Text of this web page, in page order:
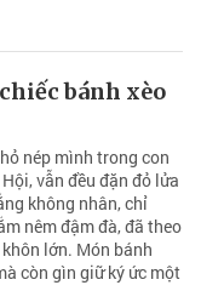
đặc sắc của đồng bào
bánh xèo
nép mình trong con
vẫn đều đặn đỏ lửa
không nhân, chỉ
nêm đậm đà, đã theo
lớn. Món bánh
còn gìn giữ ký ức một